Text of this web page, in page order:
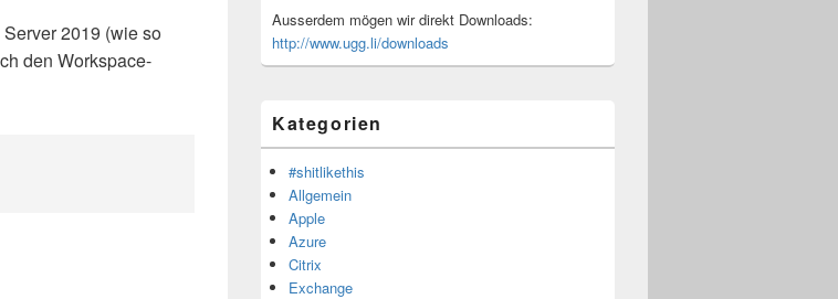
2019 (wie so
den Workspace-
Ausserdem mögen wir direkt Downloads:
http://www.ugg.li/downloads
Kategorien
#shitlikethis
Allgemein
Apple
Azure
Citrix
Exchange